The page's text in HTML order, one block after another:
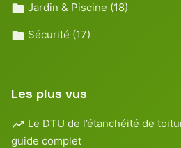
Jardin & Piscine (18)
Sécurité (17)
Les plus vus
Le DTU de l’étanchéité de
guide complet